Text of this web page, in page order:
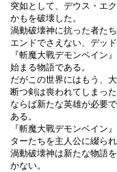
突如として、デウス・エ
かもを破壊した。
渦動破壊神に抗った者た
エンドでさえない、デッ
『斬魔大戰デモンベイン
始まる物語である。
だがこの世界にはもう、
断つ剣は喪われてしまった
ならば新たな英雄が必要
ある。
『斬魔大戰デモンベイン
ターたちを主人公に綴られ
渦動破壊神は新たな物語
かない。